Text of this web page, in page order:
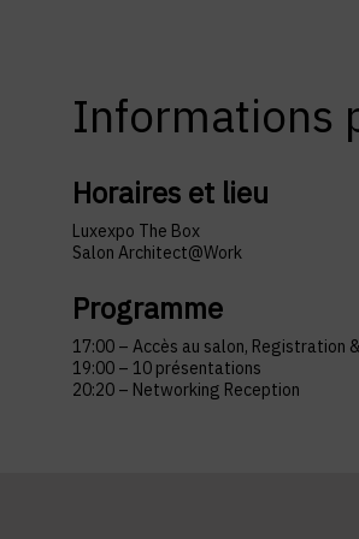
Informations
Horaires et lieu
Luxexpo The Box
Salon Architect@Work
Programme
17:00 – Accès au salon, Registration
19:00 – 10 présentations
20:20 – Networking Reception